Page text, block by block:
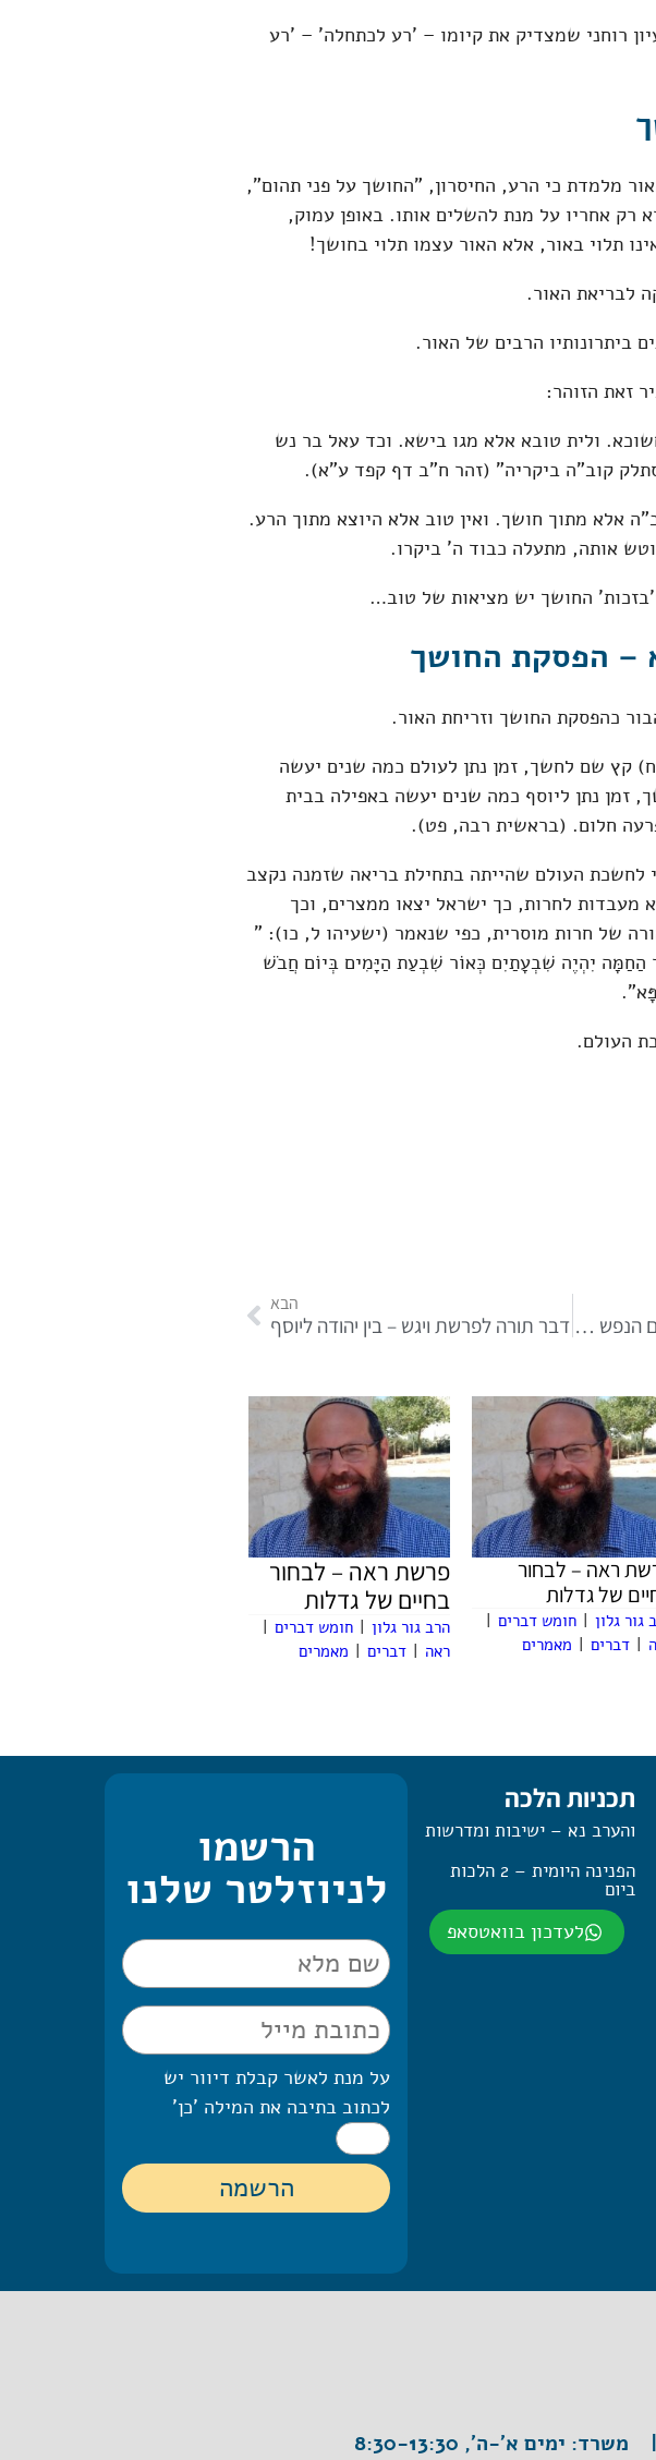
רוחני שמצדיק את קיומו – 'רע לכתחלה' – 'רע
מלמדת כי הרע, החיסרון, "החושך על פני תהום",
רק אחריו על מנת להשלים אותו. באופן עמוק,
תלוי באור, אלא האור עצמו תלוי בחושך!
לבריאת האור.
ביתרונותיו הרבים של האור.
זאת הזוהר:
ולית טובא אלא מגו בישא. וכד עאל בר נש
קוב"ה ביקריה" (זהר ח"ב דף קפד ע"א).
אלא מתוך חושך. ואין טוב אלא היוצא מתוך הרע.
אותה, מתעלה כבוד ה' ביקרו.
החושך יש מציאות של טוב…
– הפסקת החושך
כהפסקת החושך וזריחת האור.
קץ שם לחשך, זמן נתן לעולם כמה שנים יעשה
נתן ליוסף כמה שנים יעשה באפילה בבית
חלום. (בראשית רבה, פט).
לחשכת העולם שהייתה בתחילת בריאה שזמנה נקצב
מעבדות לחרות, כך ישראל יצאו ממצרים, וכך
של חרות מוסרית, כפי שנאמר (ישעיהו ל, כו): "
הַחַמָּה יִהְיֶה שִׁבְעָתַיִם כְּאוֹר שִׁבְעַת הַיָּמִים בְּיוֹם חֲבֹשׁ
העולם.
דבר תורה לשבת חזון – צמצום הנפש הישראלית מאז החורבן
הבא
דבר תורה לפרשת ויגש – בין יהודה ליוסף
ראה – לבחור
של גדלות
גור גלון חומש דברים
דברים מאמרים
פרשת ראה – לבחור
בחיים של גדלות
הרב גור גלון חומש דברים
ראה
דברים מאמרים
תכניות הלכה
והערב נא – ישיבות ומדרשות
הפנינה היומית – 2 הלכות
ביום
לעדכון בוואטסאפ
הרשמו
לניוזלטר שלנו
על מנת לאשר קבלת דיוור יש
לכתוב בתיבה את המילה 'כן'
משרד: ימים א'-ה', 8:30-13:30